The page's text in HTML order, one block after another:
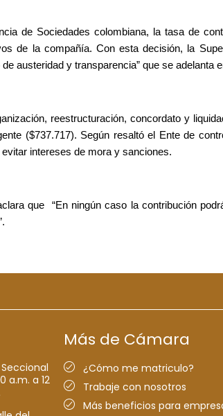
de Sociedades colombiana, la tasa de
de la compañía. Con esta decisión, la
austeridad y transparencia” que se adelanta
reestructuración, concordato y
($737.717). Según resaltó el Ente de
intereses de mora y sanciones.
que “En ningún caso la contribución
a.m. a 12
Más de Cámara
¿Cómo me matriculo?
Trabaje con nosotros
Más beneficios para